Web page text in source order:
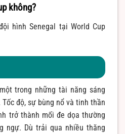
không?
hình Senegal tại World Cup
trong những tài năng sáng
độ, sự bùng nổ và tinh thần
trở thành mối đe dọa thường
ngự. Dù trải qua nhiều thăng